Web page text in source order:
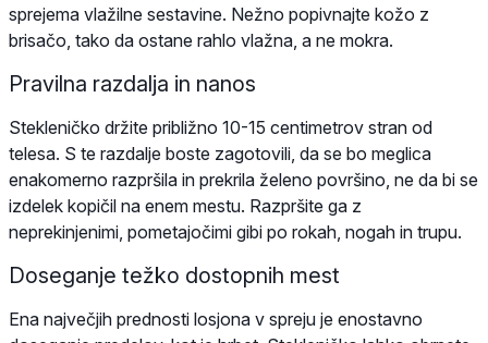
sprejema vlažilne sestavine. Nežno popivnajte kožo z
brisačo, tako da ostane rahlo vlažna, a ne mokra.
Pravilna razdalja in nanos
Stekleničko držite približno 10-15 centimetrov stran od
telesa. S te razdalje boste zagotovili, da se bo meglica
enakomerno razpršila in prekrila želeno površino, ne da bi se
izdelek kopičil na enem mestu. Razpršite ga z
neprekinjenimi, pometajočimi gibi po rokah, nogah in trupu.
Doseganje težko dostopnih mest
Ena največjih prednosti losjona v spreju je enostavno